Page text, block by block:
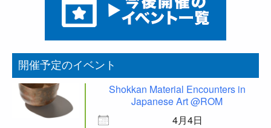
開催予定のイベント
Shokkan Material Encounters in
Japanese Art @ROM
4月4日